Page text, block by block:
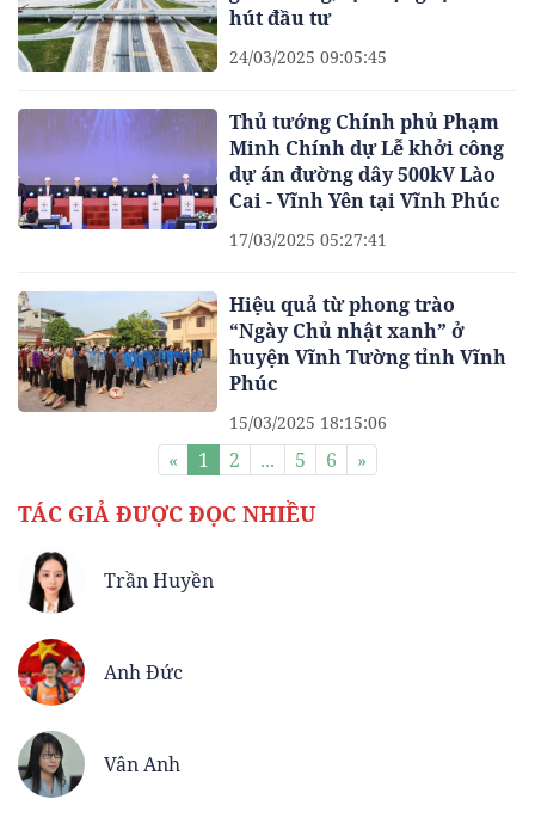
hút đầu tư
24/03/2025 09:05:45
Thủ tướng Chính phủ Phạm
Minh Chính dự Lễ khởi công
dự án đường dây 500kV Lào
Cai - Vĩnh Yên tại Vĩnh Phúc
17/03/2025 05:27:41
Hiệu quả từ phong trào
“Ngày Chủ nhật xanh” ở
huyện Vĩnh Tường tỉnh Vĩnh
Phúc
15/03/2025 18:15:06
« 1 2 ... 5 6 »
TÁC GIẢ ĐƯỢC ĐỌC NHIỀU
Trần Huyền
Anh Đức
Vân Anh